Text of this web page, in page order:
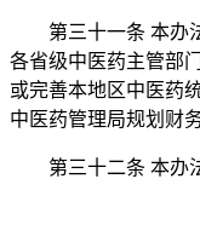
第三十一条 本办
各省级中医药主管部
或完善本地区中医药
中医药管理局规划财
第三十二条 本办